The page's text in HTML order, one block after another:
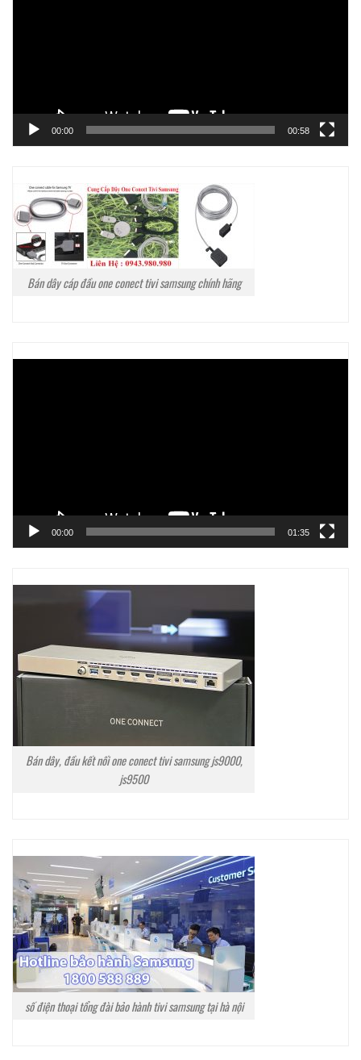
00:00 00:58
Bán dây cáp đầu one conect tivi samsung chính hãng
00:00 01:35
Bán dây, đầu kết nối one conect tivi samsung js9000,
js9500
số điện thoại tổng đài bảo hành tivi samsung tại hà nội